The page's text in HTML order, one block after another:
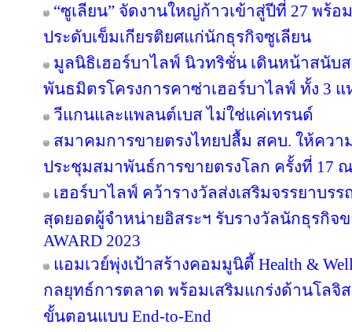
“ซูเลียน” จัดงานใหญ่ก้าวเข้าสู่ปีที่ 27 พร้
ประดับเข็มเกียรติยศแก่นักธุรกิจซูเลียน
มูลนิธิเฮอร์บาไลฟ์ นิวทริชั่น เดินหน้าสนับ
พันธมิตรโครงการคาซ่าเฮอร์บาไลฟ์ ทั้ง 3 แ
วีแกนและแพลนต์เบส ไม่ใช่แค่เทรนด์
สมาคมการขายตรงไทยปลื้ม สคบ. ให้คว
ประชุมสมาพันธ์การขายตรงโลก ครั้งที่ 17
เฮอร์บาไลฟ์ คว้ารางวัลส่งเสริมจรรยาบร
สุดยอดผู้จำหน่ายอิสระฯ รับรางวัลนักธุรกิจข
AWARD 2023
แอมเวย์พุ่งเป้าสร้างคอมมูนิตี้ Health &
กลยุทธ์การตลาด พร้อมเสริมแกร่งด้านโลจิ
ขั้นตอนแบบ End-to-End